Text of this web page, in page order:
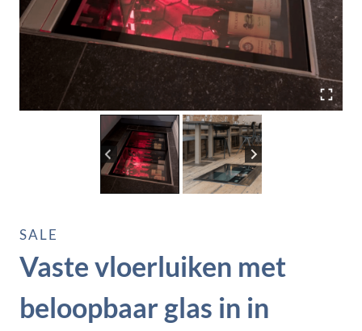
SALE
Vaste vloerluiken met
beloopbaar glas in in